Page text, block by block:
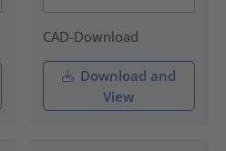
CAD-Download
Download and
View